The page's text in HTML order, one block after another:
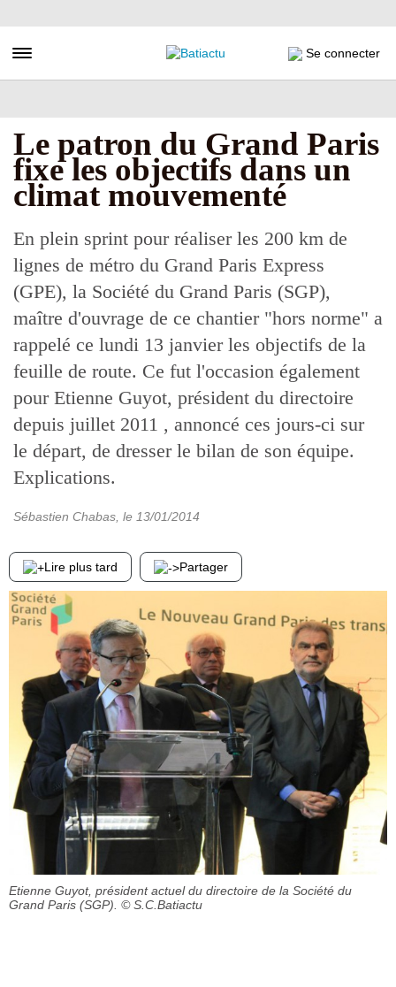
au
principal
Toggle navigation Se connecter
Le patron du Grand Paris
fixe les objectifs dans un
climat mouvementé
En plein sprint pour réaliser les 200 km de
lignes de métro du Grand Paris Express
(GPE), la Société du Grand Paris (SGP),
maître d'ouvrage de ce chantier "hors norme" a
rappelé ce lundi 13 janvier les objectifs de la
feuille de route. Ce fut l'occasion également
pour Etienne Guyot, président du directoire
depuis juillet 2011 , annoncé ces jours-ci sur
le départ, de dresser le bilan de son équipe.
Explications.
Sébastien Chabas , le 13/01/2014
Lire plus tard Partager
Etienne Guyot, président actuel du directoire de la Société du
Grand Paris (SGP). © S.C.Batiactu